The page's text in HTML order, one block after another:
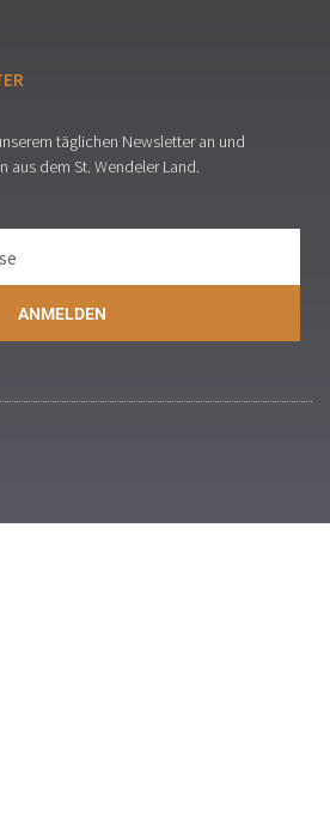
täglichen Newsletter an und
aus dem St. Wendeler Land.
ANMELDEN